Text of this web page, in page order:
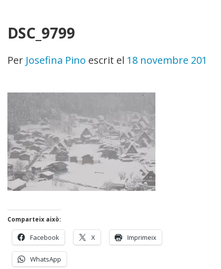
DSC_9799
Per Josefina Pino escrit el 18 novembre 2011
Comparteix això:
Facebook X Imprimeix
WhatsApp